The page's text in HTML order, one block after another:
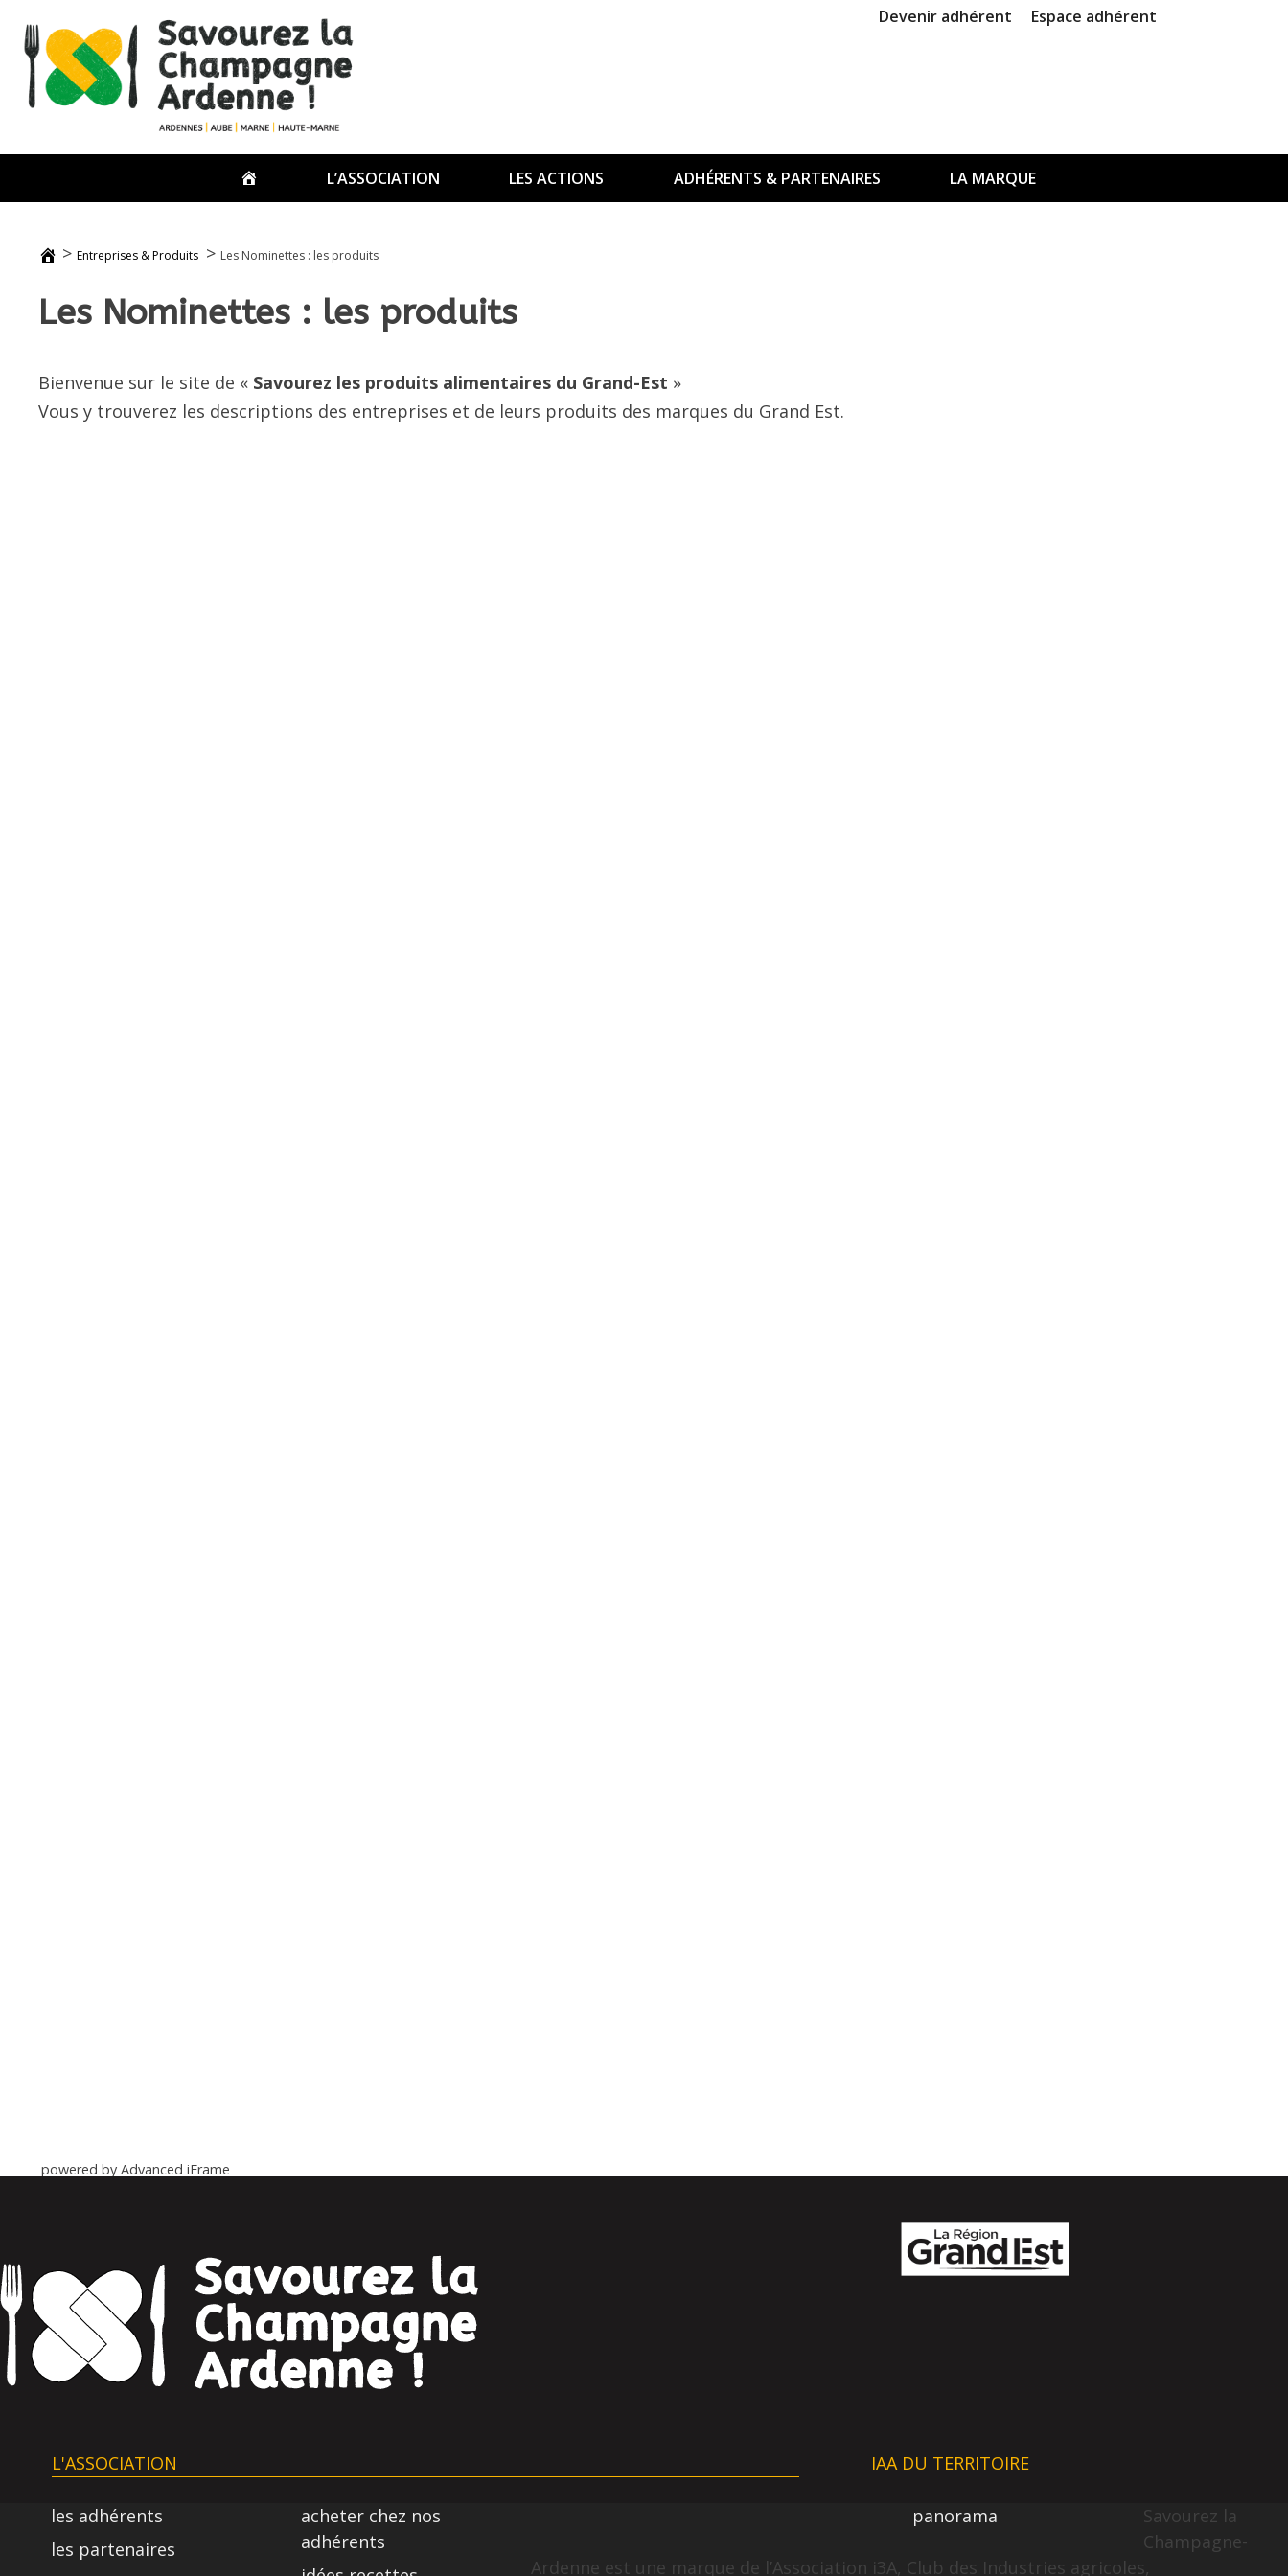
contenu
Devenir adhérent Espace adhérent
ACCUEIL L’ASSOCIATION LES ACTIONS ADHÉRENTS & PARTENAIRES LA MARQUE
>Entreprises & Produits > Les Nominettes : les produits
Les Nominettes : les produits
Bienvenue sur le site de « Savourez les produits alimentaires du Grand-Est »
Vous y trouverez les descriptions des entreprises et de leurs produits des marques du Grand Est.
powered by Advanced iFrame
L'ASSOCIATION IAA DU TERRITOIRE
les adhérents
les partenaires
acheter chez nos
adhérents
panorama
Savourez la
Champagne-
Ardenne est une marque de l’Association i3A, Club des Industries agricoles,